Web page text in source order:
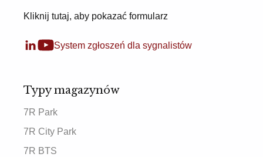
Kliknij tutaj, aby pokazać formularz
System zgłoszeń dla sygnalistów
Typy magazynów
7R Park
7R City Park
7R BTS